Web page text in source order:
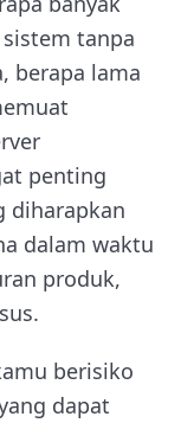
tanpa
berapa lama
penting
diharapkan
dalam waktu
produk,
berisiko
dapat